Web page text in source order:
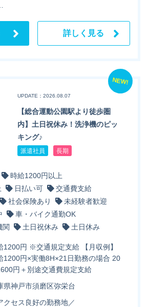
詳しく見る
NEW!
UPDATE：2026.08.07
【総合運動公園駅より徒歩圏
内】土日祝休み！洗浄機のピッ
キング♪
派遣社員 長期
時給1200円以上
日払い可
交通費支給
社会保険あり
未経験者歓迎
車・バイク通勤OK
関
土日祝休み 土日休み
1200円 ※交通規定支給 【月収例】
1200円×実働8H×21日勤務の場合 20
円＋別途交通費規定支給
県神戸市須磨区弥栄台
クセス良好の勤務地／